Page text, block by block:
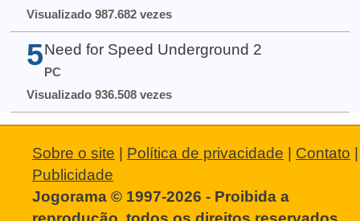
Visualizado 987.682 vezes
5 Need for Speed Underground 2
PC
Visualizado 936.508 vezes
Sobre o site | Política de privacidade | Contato |
Publicidade
Jogorama © 1997-2026 - Proibida a